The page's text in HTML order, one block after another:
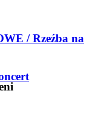
/ Rzeźba na